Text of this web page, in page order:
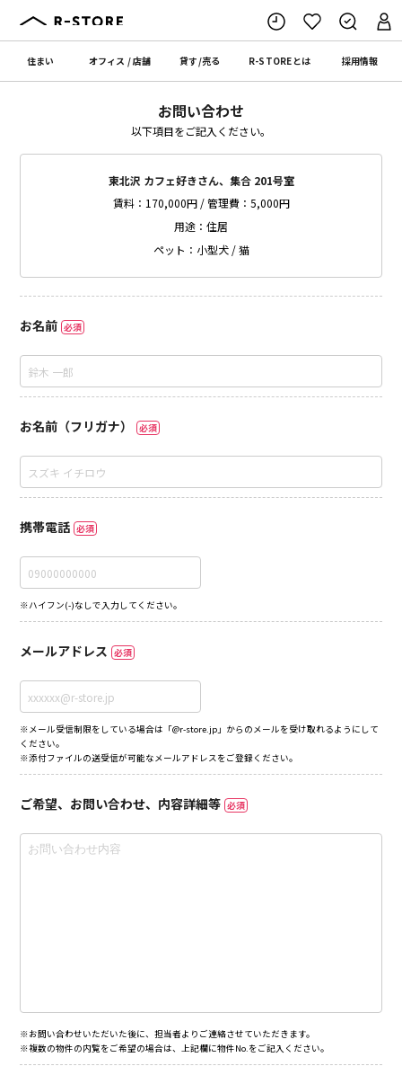
住まい オフィス /店舗 貸す/売る R-STOREとは 採用情報
お問い合わせ
以下項目をご記入ください。
東北沢 カフェ好きさん、集合 201号室
賃料：170,000円 / 管理費：5,000円
用途：住居
ペット：小型犬 / 猫
お名前 必須
お名前（フリガナ） 必須
携帯電話 必須
※ハイフン(-)なしで入力してください。
メールアドレス 必須
※メール受信制限をしている場合は「@r-store.jp」からのメールを受け取れるようにして
ください。
※添付ファイルの送受信が可能なメールアドレスをご登録ください。
ご希望、お問い合わせ、内容詳細等 必須
※お問い合わせいただいた後に、担当者よりご連絡させていただきます。
※複数の物件の内覧をご希望の場合は、上記欄に物件No.をご記入ください。